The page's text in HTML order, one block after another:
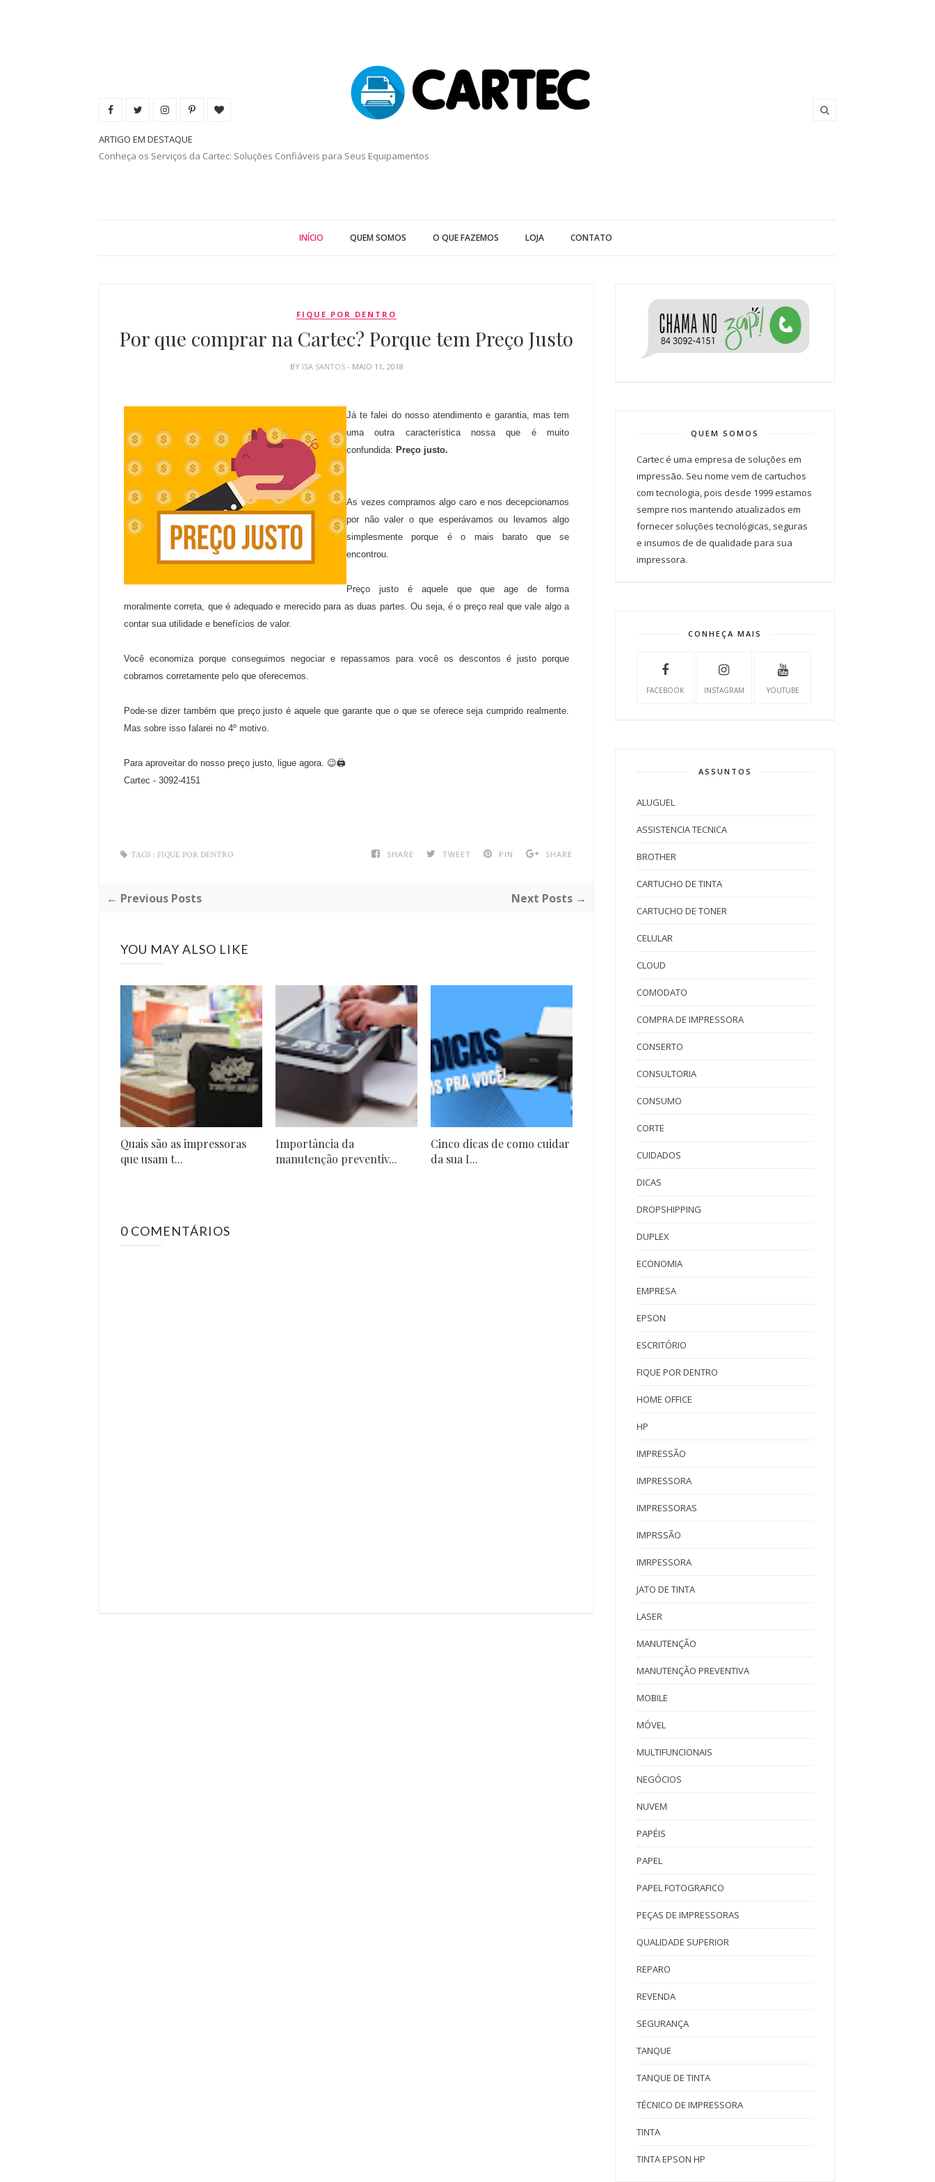
ARTIGO EM DESTAQUE
Conheça os Serviços da Cartec: Soluções Confiáveis para Seus Equipamentos
INÍCIO QUEM SOMOS O QUE FAZEMOS LOJA CONTATO
FIQUE POR DENTRO
Por que comprar na Cartec? Porque tem Preço Justo
BY ISA SANTOS - MAIO 11, 2018
Já te falei do nosso atendimento e garantia, mas tem
uma outra característica nossa que é muito
confundida: Preço justo.
As vezes compramos algo caro e nos decepcionamos
por não valer o que esperávamos ou levamos algo
simplesmente porque é o mais barato que se
encontrou.
Preço justo é aquele que que age de forma
moralmente correta, que é adequado e merecido para as duas partes. Ou seja, é o preço real que vale algo a
contar sua utilidade e benefícios de valor.
Você economiza porque conseguimos negociar e repassamos para você os descontos é justo porque
cobramos corretamente pelo que oferecemos.
Pode-se dizer também que preço justo é aquele que garante que o que se oferece seja cumprido realmente.
Mas sobre isso falarei no 4º motivo.
Para aproveitar do nosso preço justo, ligue agora. 😉🖨️
Cartec - 3092-4151
SHARE TWEET PIN SHARE
TAGS : FIQUE POR DENTRO
← Previous Posts Next Posts →
YOU MAY ALSO LIKE
Quais são as impressoras
que usam t...
Importância da
manutenção preventiv...
Cinco dicas de como cuidar
da sua I...
0 COMENTÁRIOS
QUEM SOMOS
Cartec é uma empresa de soluções em
impressão. Seu nome vem de cartuchos
com tecnologia, pois desde 1999 estamos
sempre nos mantendo atualizados em
fornecer soluções tecnológicas, seguras
e insumos de de qualidade para sua
impressora.
CONHEÇA MAIS
FACEBOOK INSTAGRAM YOUTUBE
ASSUNTOS
ALUGUEL
ASSISTENCIA TECNICA
BROTHER
CARTUCHO DE TINTA
CARTUCHO DE TONER
CELULAR
CLOUD
COMODATO
COMPRA DE IMPRESSORA
CONSERTO
CONSULTORIA
CONSUMO
CORTE
CUIDADOS
DICAS
DROPSHIPPING
DUPLEX
ECONOMIA
EMPRESA
EPSON
ESCRITÓRIO
FIQUE POR DENTRO
HOME OFFICE
HP
IMPRESSÃO
IMPRESSORA
IMPRESSORAS
IMPRSSÃO
IMRPESSORA
JATO DE TINTA
LASER
MANUTENÇÃO
MANUTENÇÃO PREVENTIVA
MOBILE
MÓVEL
MULTIFUNCIONAIS
NEGÓCIOS
NUVEM
PAPÉIS
PAPEL
PAPEL FOTOGRAFICO
PEÇAS DE IMPRESSORAS
QUALIDADE SUPERIOR
REPARO
REVENDA
SEGURANÇA
TANQUE
TANQUE DE TINTA
TÉCNICO DE IMPRESSORA
TINTA
TINTA EPSON HP